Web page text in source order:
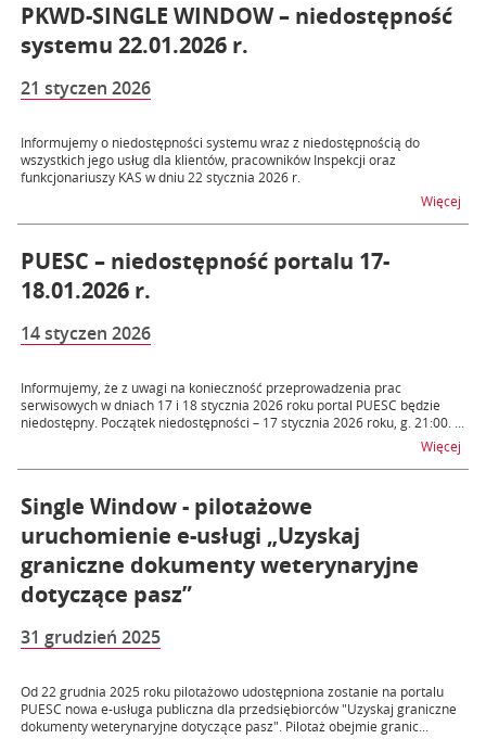
PKWD-SINGLE WINDOW – niedostępność
systemu 22.01.2026 r.
21 styczen 2026
Informujemy o niedostępności systemu wraz z niedostępnością do
wszystkich jego usług dla klientów, pracowników Inspekcji oraz
funkcjonariuszy KAS w dniu 22 stycznia 2026 r.
Więcej
PUESC – niedostępność portalu 17-
18.01.2026 r.
14 styczen 2026
Informujemy, że z uwagi na konieczność przeprowadzenia prac
serwisowych w dniach 17 i 18 stycznia 2026 roku portal PUESC będzie
niedostępny. Początek niedostępności – 17 stycznia 2026 roku, g. 21:00. ...
Więcej
Single Window - pilotażowe
uruchomienie e-usługi „Uzyskaj
graniczne dokumenty weterynaryjne
dotyczące pasz”
31 grudzień 2025
Od 22 grudnia 2025 roku pilotażowo udostępniona zostanie na portalu
PUESC nowa e-usługa publiczna dla przedsiębiorców "Uzyskaj graniczne
dokumenty weterynaryjne dotyczące pasz". Pilotaż obejmie granic...